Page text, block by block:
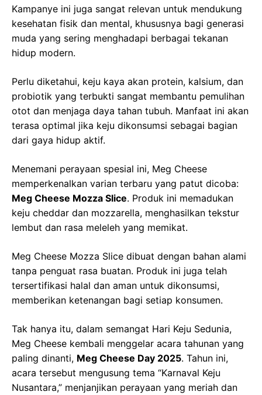
Kampanye ini juga sangat relevan untuk mendukung
kesehatan fisik dan mental, khususnya bagi generasi
muda yang sering menghadapi berbagai tekanan
hidup modern.
Perlu diketahui, keju kaya akan protein, kalsium, dan
probiotik yang terbukti sangat membantu pemulihan
otot dan menjaga daya tahan tubuh. Manfaat ini akan
terasa optimal jika keju dikonsumsi sebagai bagian
dari gaya hidup aktif.
Menemani perayaan spesial ini, Meg Cheese
memperkenalkan varian terbaru yang patut dicoba:
Meg Cheese Mozza Slice. Produk ini memadukan
keju cheddar dan mozzarella, menghasilkan tekstur
lembut dan rasa meleleh yang memikat.
Meg Cheese Mozza Slice dibuat dengan bahan alami
tanpa penguat rasa buatan. Produk ini juga telah
tersertifikasi halal dan aman untuk dikonsumsi,
memberikan ketenangan bagi setiap konsumen.
Tak hanya itu, dalam semangat Hari Keju Sedunia,
Meg Cheese kembali menggelar acara tahunan yang
paling dinanti, Meg Cheese Day 2025. Tahun ini,
acara tersebut mengusung tema “Karnaval Keju
Nusantara,” menjanjikan perayaan yang meriah dan